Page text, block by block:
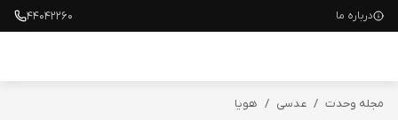
درباره ما ۴۴۰۴۲۲۶۰
مجله وحدت / عدسی / هویا